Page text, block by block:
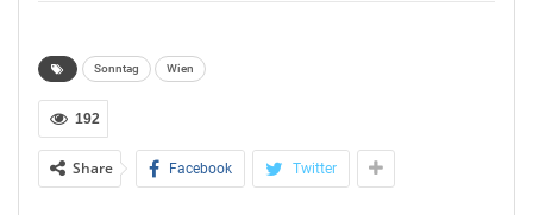
1 3 8 2 9 6
Österreichische Lotterien
help@lotterien.at
win2day.at, lotterien.at, Rennweg 44, 1030 Wien
Sonntag Wien
192
Share Facebook Twitter